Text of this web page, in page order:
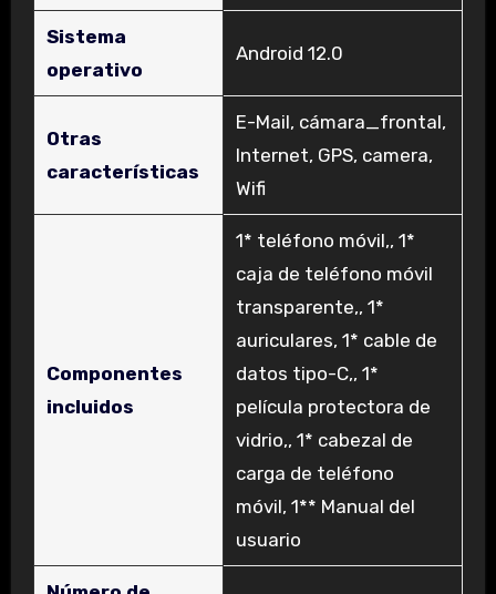
Sistema
operativo
‎Android 12.0
Otras
características
‎E-Mail, cámara_frontal,
Internet, GPS, camera,
Wifi
Componentes
incluidos
‎1* teléfono móvil,, 1*
caja de teléfono móvil
transparente,, 1*
auriculares, 1* cable de
datos tipo-C,, 1*
película protectora de
vidrio,, 1* cabezal de
carga de teléfono
móvil, 1** Manual del
usuario